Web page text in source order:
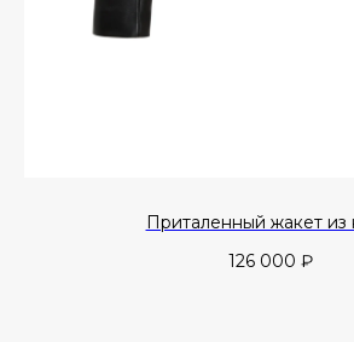
Приталенный жакет из
126 000 ₽